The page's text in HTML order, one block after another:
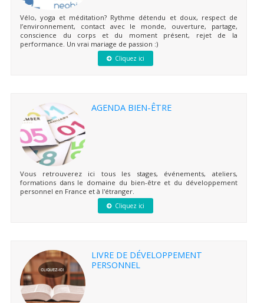
Vélo, yoga et méditation? Rythme détendu et doux, respect de
l’environnement, contact avec le monde, ouverture, partage,
conscience du corps et du moment présent, rejet de la
performance. Un vrai mariage de passion :)
Cliquez ici
AGENDA BIEN-ÊTRE
Vous retrouverez ici tous les stages, événements, ateliers,
formations dans le domaine du bien-être et du développement
personnel en France et à l'étranger.
Cliquez ici
LIVRE DE DÉVELOPPEMENT
PERSONNEL